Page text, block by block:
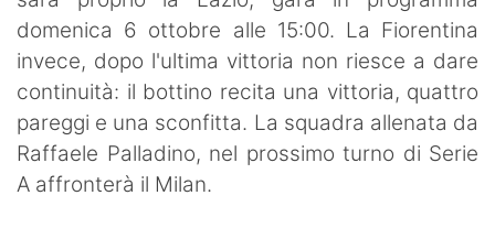
domenica 6 ottobre alle 15:00. La Fiorentina
invece, dopo l'ultima vittoria non riesce a dare
continuità: il bottino recita una vittoria, quattro
pareggi e una sconfitta. La squadra allenata da
Raffaele Palladino, nel prossimo turno di Serie
A affronterà il Milan.